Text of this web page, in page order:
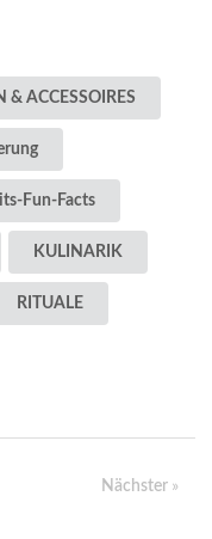
& ACCESSOIRES
Fun-Facts
KULINARIK
RITUALE
Nächster »